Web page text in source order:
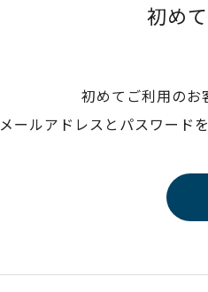
初め
初めてご利用のお
メールアドレスとパスワード